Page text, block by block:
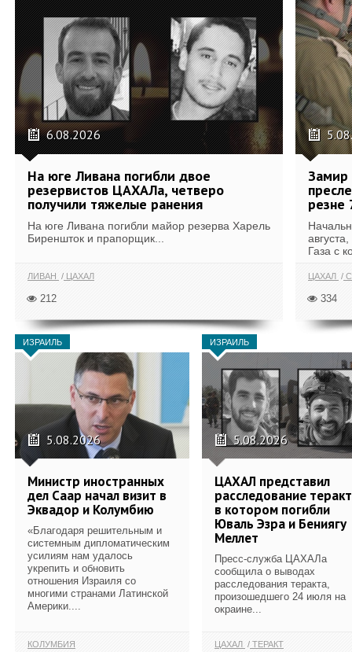
6.08.2026
На юге Ливана погибли двое
резервистов ЦАХАЛа, четверо
получили тяжелые ранения
На юге Ливана погибли майор резерва Харель
Биреншток и прапорщик...
ЛИВАН ЦАХАЛ
212
Замир
резне
Газа с
ЦАХАЛ
334
ИЗРАИЛЬ
5.08.2026
Министр иностранных
дел Саар начал визит в
Эквадор и Колумбию
«Благодаря решительным и
системным дипломатическим
усилиям нам удалось
укрепить и обновить
отношения Израиля со
многими странами Латинской
Америки....
КОЛУМБИЯ
ИЗРАИЛЬ
5.08.2026
ЦАХАЛ представил
расследование
в котором погибли
Юваль Эзра и Бениягу
Меллет
Пресс-служба ЦАХАЛа
сообщила о выводах
расследования теракта,
произошедшего 24 июля на
окраине...
ЦАХАЛ ТЕРАКТ